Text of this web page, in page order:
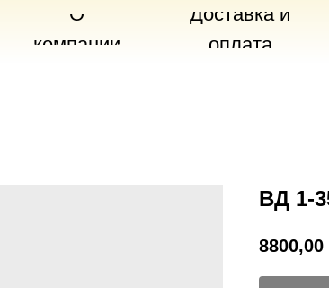
О
компании
Доставка и
оплата
ВД 1-
8800,00